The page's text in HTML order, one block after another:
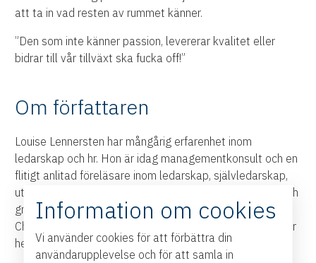
att ta in vad resten av rummet känner.
”Den som inte känner passion, levererar kvalitet eller
bidrar till vår tillväxt ska fucka off!”
Om författaren
Louise Lennersten har mångårig erfarenhet inom
ledarskap och hr. Hon är idag managementkonsult och en
flitigt anlitad föreläsare inom ledarskap, självledarskap,
utveckling och motivation. Hon coachar även individer och
grupper inom såväl professionell som fysisk utveckling.
Chef eller rövhatt – en handbok i destruktivt ledarskap är
hennes första bok.
Information om cookies
Vi använder cookies för att förbättra din
användarupplevelse och för att samla in